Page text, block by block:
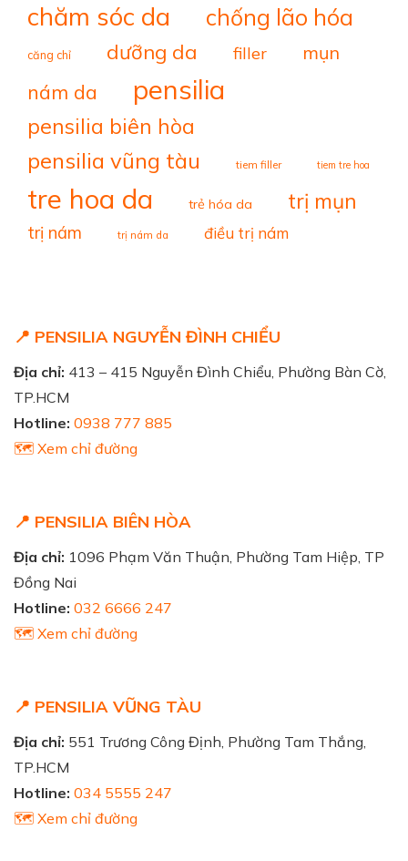
chăm sóc da chống lão hóa
căng chỉ dưỡng da filler mụn
nám da pensilia
pensilia biên hòa
pensilia vũng tàu tiem filler tiem tre hoa
tre hoa da trẻ hóa da trị mụn
trị nám trị nám da điều trị nám
📍 PENSILIA NGUYỄN ĐÌNH CHIỂU
Địa chỉ: 413 – 415 Nguyễn Đình Chiểu, Phường Bàn Cờ,
TP.HCM
Hotline: 0938 777 885
🗺️ Xem chỉ đường
📍 PENSILIA BIÊN HÒA
Địa chỉ: 1096 Phạm Văn Thuận, Phường Tam Hiệp, TP
Đồng Nai
Hotline: 032 6666 247
🗺️ Xem chỉ đường
📍 PENSILIA VŨNG TÀU
Địa chỉ: 551 Trương Công Định, Phường Tam Thắng,
TP.HCM
Hotline: 034 5555 247
🗺️ Xem chỉ đường